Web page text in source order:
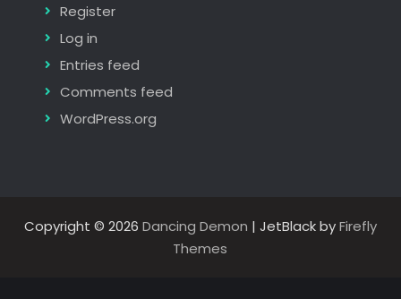
Register
Log in
Entries feed
Comments feed
WordPress.org
Copyright © 2026 Dancing Demon | JetBlack byFirefly
Themes